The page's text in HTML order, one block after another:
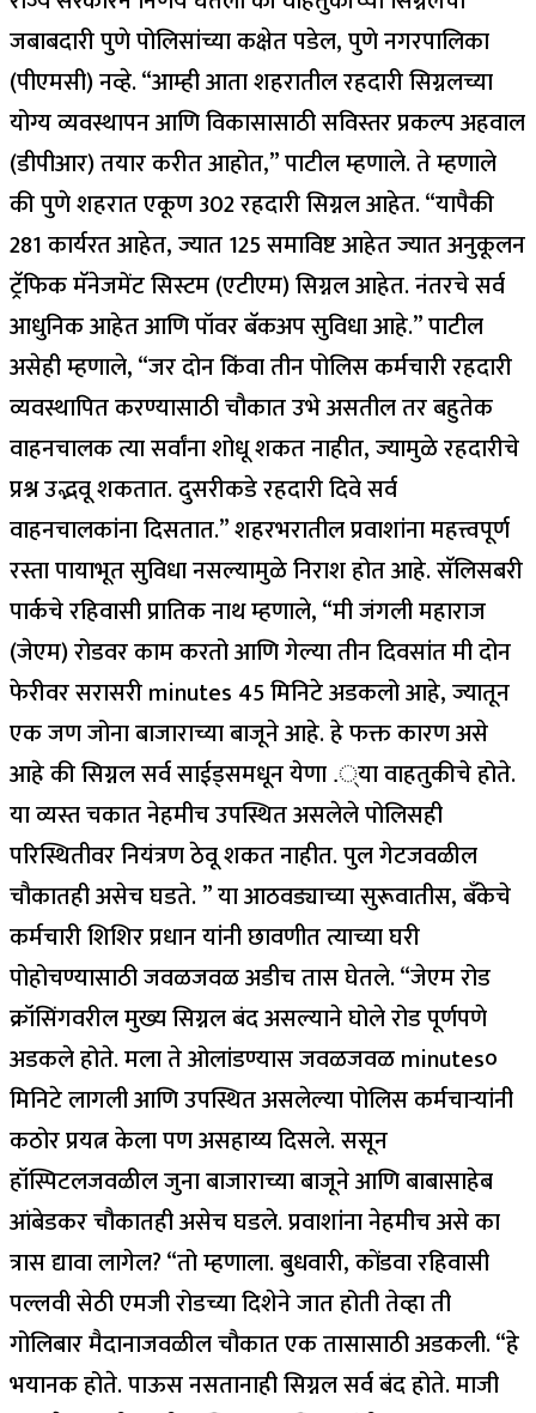
जबाबदारी पुणे पोलिसांच्या कक्षेत पडेल, पुणे नगरपालिका
(पीएमसी) नव्हे.“आम्ही आता शहरातील रहदारी सिग्नलच्या
योग्य व्यवस्थापन आणि विकासासाठी सविस्तर प्रकल्प अहवाल
(डीपीआर) तयार करीत आहोत,” पाटील म्हणाले.ते म्हणाले
की पुणे शहरात एकूण 302 रहदारी सिग्नल आहेत. “यापैकी
281 कार्यरत आहेत, ज्यात 125 समाविष्ट आहेत ज्यात अनुकूलन
ट्रॅफिक मॅनेजमेंट सिस्टम (एटीएम) सिग्नल आहेत. नंतरचे सर्व
आधुनिक आहेत आणि पॉवर बॅकअप सुविधा आहे.”पाटील
असेही म्हणाले, “जर दोन किंवा तीन पोलिस कर्मचारी रहदारी
व्यवस्थापित करण्यासाठी चौकात उभे असतील तर बहुतेक
वाहनचालक त्या सर्वांना शोधू शकत नाहीत, ज्यामुळे रहदारीचे
प्रश्न उद्भवू शकतात. दुसरीकडे रहदारी दिवे सर्व
वाहनचालकांना दिसतात.”शहरभरातील प्रवाशांना महत्त्वपूर्ण
रस्ता पायाभूत सुविधा नसल्यामुळे निराश होत आहे. सॅलिसबरी
पार्कचे रहिवासी प्रातिक नाथ म्हणाले, “मी जंगली महाराज
(जेएम) रोडवर काम करतो आणि गेल्या तीन दिवसांत मी दोन
फेरीवर सरासरी minutes 45 मिनिटे अडकलो आहे, ज्यातून
एक जण जोना बाजाराच्या बाजूने आहे. हे फक्त कारण असे
आहे की सिग्नल सर्व साईड्समधून येणा .्या वाहतुकीचे होते.
या व्यस्त चकात नेहमीच उपस्थित असलेले पोलिसही
परिस्थितीवर नियंत्रण ठेवू शकत नाहीत. पुल गेटजवळील
चौकातही असेच घडते. ”या आठवड्याच्या सुरूवातीस, बँकेचे
कर्मचारी शिशिर प्रधान यांनी छावणीत त्याच्या घरी
पोहोचण्यासाठी जवळजवळ अडीच तास घेतले. “जेएम रोड
क्रॉसिंगवरील मुख्य सिग्नल बंद असल्याने घोले रोड पूर्णपणे
अडकले होते. मला ते ओलांडण्यास जवळजवळ minutes०
मिनिटे लागली आणि उपस्थित असलेल्या पोलिस कर्मचार्‍यांनी
कठोर प्रयत्न केला पण असहाय्य दिसले.ससून
हॉस्पिटलजवळील जुना बाजाराच्या बाजूने आणि बाबासाहेब
आंबेडकर चौकातही असेच घडले. प्रवाशांना नेहमीच असे का
त्रास द्यावा लागेल? “तो म्हणाला.बुधवारी, कोंडवा रहिवासी
पल्लवी सेठी एमजी रोडच्या दिशेने जात होती तेव्हा ती
गोलिबार मैदानाजवळील चौकात एक तासासाठी अडकली. “हे
भयानक होते. पाऊस नसतानाही सिग्नल सर्व बंद होते. माजी